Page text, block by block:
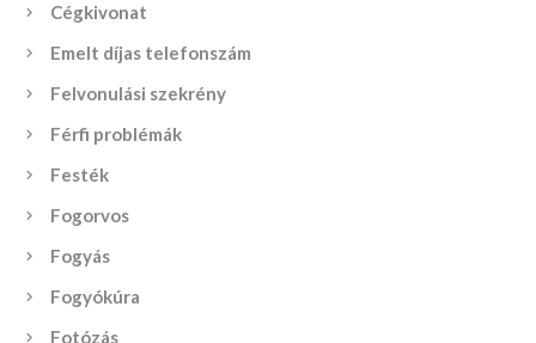
Cégkivonat
Emelt díjas telefonszám
Felvonulási szekrény
Férfi problémák
Festék
Fogorvos
Fogyás
Fogyókúra
Fotózás